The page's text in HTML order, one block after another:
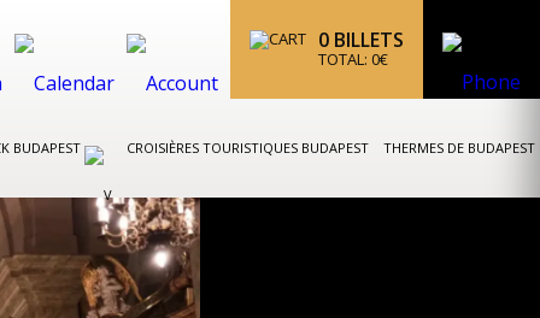
0 BILLETS
TOTAL: 0€
BUDAPEST CROISIÈRES TOURISTIQUES BUDAPEST THERMES DE BUDAPEST